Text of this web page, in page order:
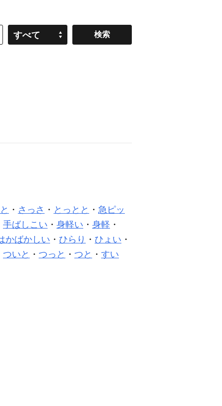
すべて
・ さっさ ・ とっとと ・ 急ピッ
手ばしこい ・ 身軽い ・ 身軽 ・
かばかしい ・ ひらり ・ ひょい ・
ついと ・ つっと ・ つと ・ すい